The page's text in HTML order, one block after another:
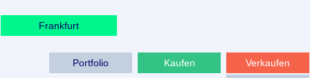
Frankfurt
Verkaufen
Kaufen
Portfolio